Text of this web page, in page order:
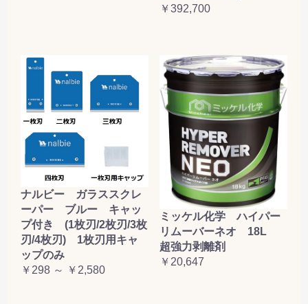
￥392,700
ナルビー ガラススクレ
ーパー ブルー キャッ
プ付き (1枚刃/2枚刃/3枚
刃/4枚刃) 1枚刃用キャ
ップのみ
￥298 ～ ￥2,580
ミッケル化学 ハイパー
リムーバーネオ 18L
超強力剥離剤
￥20,647